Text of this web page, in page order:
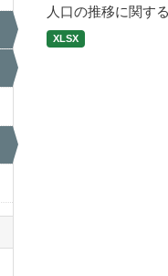
人口の推移に関す
XLSX